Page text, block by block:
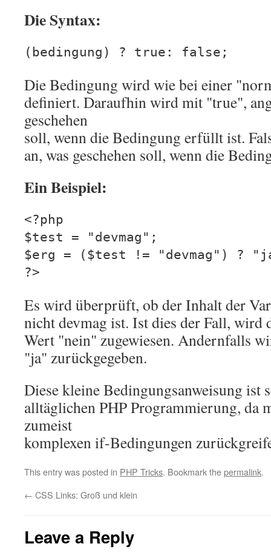
Die Syntax:
(bedingung) ? true: false;
Die Bedingung wird wie bei einer
definiert. Daraufhin wird mit "true",
geschehen
soll, wenn die Bedingung erfüllt ist.
an, was geschehen soll, wenn die
Ein Beispiel:
<?php
$test = "devmag";
$erg = ($test != "devmag") ?
?>
Es wird überprüft, ob der Inhalt der
nicht devmag ist. Ist dies der Fall, wird
Wert "nein" zugewiesen. Andernfalls
"ja" zurückgegeben.
Diese kleine Bedingungsanweisung ist
alltäglichen PHP Programmierung, da
zumeist
komplexen if-Bedingungen
This entry was posted in PHP Tricks. Bookmark thepermalink.
← CSS Links: Groß und klein
Leave a Reply